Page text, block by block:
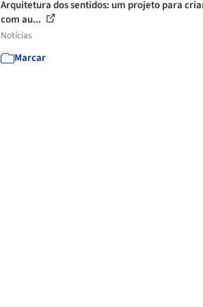
Arquitetura dos sentidos: um projeto para
com au...
Notícias
Marcar